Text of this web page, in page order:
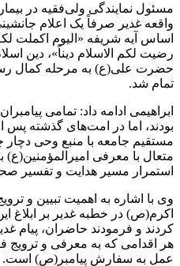
مسئول نمایندگی ولی‌فقیه در
واقعه غدیر صرفاً یک اعلام
اساس آیه شریفه «الیوم اکملت
رضیت لکم الاسلام دیناً»، دین
حضرت علی(ع) به مرحله کمال
تمام شد.
ابراهیمی ادامه داد: تمامی
بودند، اما در امت‌های گذشته پس
مستقیم جامعه با منبع وحی دچار
متعال با معرفی
استمرار مسیر هدایت و تفسیر
وی با اشاره به اهمیت تبیین و
اکرم(ص) در خطبه غدیر بر ابلاغ
کردند و فرمودند حاضران، پیام
هر اقدامی که به معرفی و ترویج
عمل به سفارش پیامبر(ص) است.